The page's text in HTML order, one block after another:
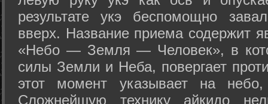
результате укэ беспомощно
вверх. Название приема содержит
«Небо — Земля — Человек», в
силы Земли и Неба, повергает
этот момент указывает на
Сложнейшую технику айкидо